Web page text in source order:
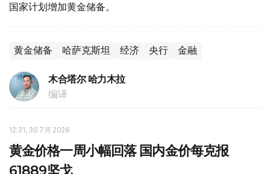
国家计划增加黄金储备。
黄金储备 哈萨克斯坦 经济 央行 金融
木合塔尔 哈力木拉
编译
12:31, 30 7月 2026
黄金价格一周小幅回落 国内金价每克报
61889坚戈